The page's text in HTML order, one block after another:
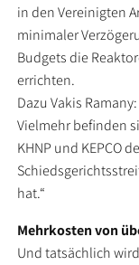
in den Vereinigten
minimaler
Budgets die
errichten.
Dazu Vakis
Vielmehr befinden
KHNP und KEPCO
hat.“
Mehrkosten von
Und tatsächlich